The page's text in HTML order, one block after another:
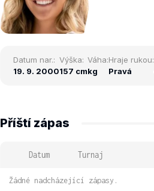
Datum nar.:
19. 9. 2000
Výška:
157 cm
Váha:
kg
Hraje rukou:
Pravá
Příští zápas
Datum Turnaj
Žádné nadcházející zápasy.